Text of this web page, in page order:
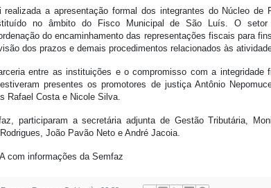
realizada a apresentação formal dos integrantes do Núcleo de
no âmbito do Fisco Municipal de São Luís. O setor
do encaminhamento das representações fiscais para
dos prazos e demais procedimentos relacionados às
entre as instituições e o compromisso com a integridade
presentes os promotores de justiça Antônio
Rafael Costa e Nicole Silva.
participaram a secretária adjunta de Gestão Tributária,
João Pavão Neto e André Jacoia.
com informações da Semfaz